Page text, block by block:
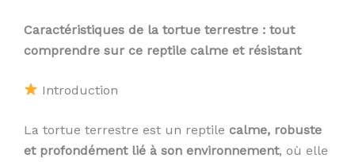
Caractéristiques de la tortue terrestre : tout
comprendre sur ce reptile calme et résistant
Introduction
La tortue terrestre est un reptile calme, robuste
et profondément lié à son environnement, où elle